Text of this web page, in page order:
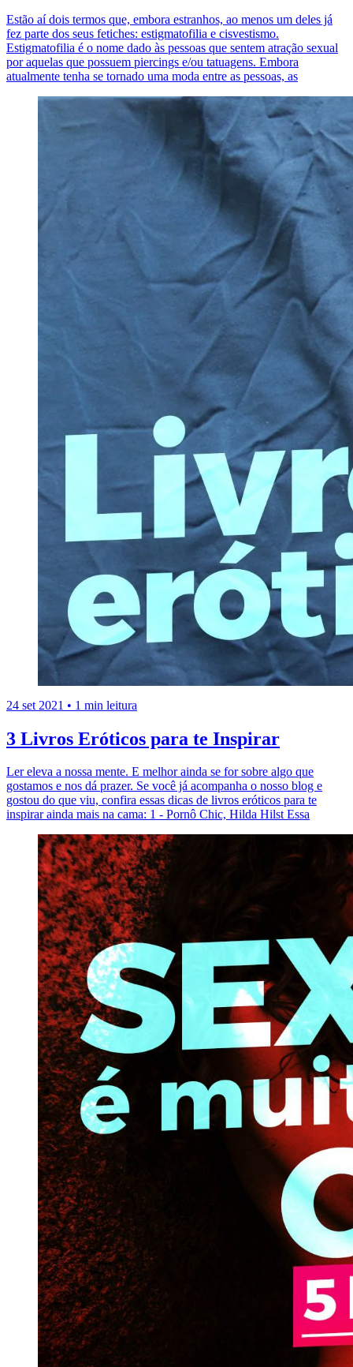
Estão aí dois termos que, embora estranhos, ao menos um deles já
fez parte dos seus fetiches: estigmatofilia e cisvestismo.
Estigmatofilia é o nome dado às pessoas que sentem atração sexual
por aquelas que possuem piercings e/ou tatuagens. Embora
atualmente tenha se tornado uma moda entre as pessoas, as
24 set 2021 • 1 min leitura
3 Livros Eróticos para te Inspirar
Ler eleva a nossa mente. E melhor ainda se for sobre algo que
gostamos e nos dá prazer. Se você já acompanha o nosso blog e
gostou do que viu, confira essas dicas de livros eróticos para te
inspirar ainda mais na cama: 1 - Pornô Chic, Hilda Hilst Essa